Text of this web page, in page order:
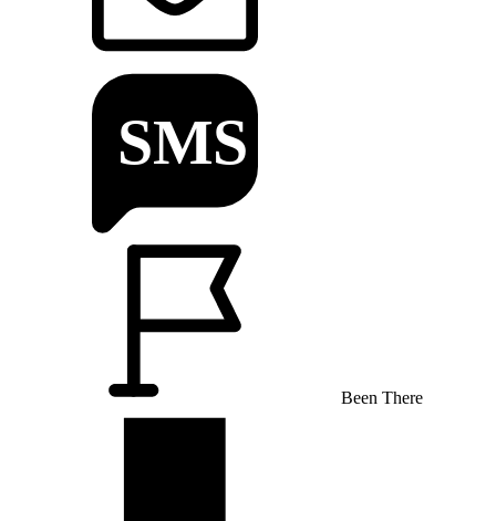
Been There